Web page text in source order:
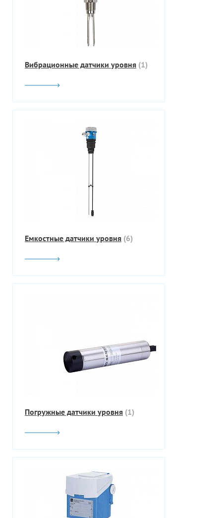
Вибрационные датчики уровня (1)
Емкостные датчики уровня (6)
Погружные датчики уровня (1)